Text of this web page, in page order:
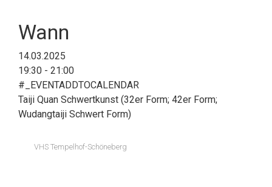
Wann
14.03.2025
19:30 - 21:00
#_EVENTADDTOCALENDAR
Taiji Quan Schwertkunst (32er Form; 42er Form;
Wudangtaiji Schwert Form)
VHS Tempelhof-Schöneberg